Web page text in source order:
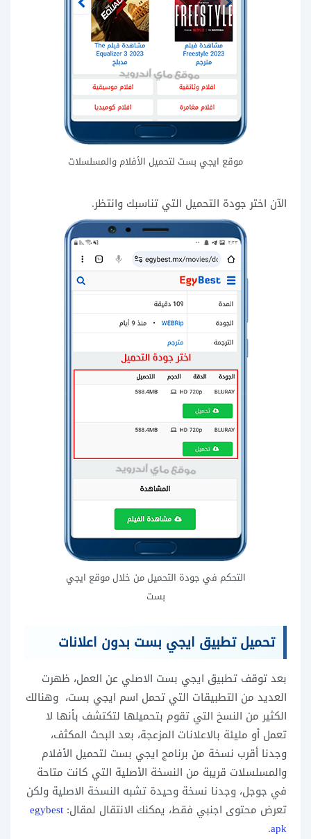
موقع ايجي بست لتحميل الأفلام والمسلسلات
الآن اختر جودة التحميل التي تناسبك وانتظر.
التحكم في جودة التحميل من خلال موقع ايجي
بست
تحميل تطبيق ايجي بست بدون اعلانات
بعد توقف تطبيق ايجي بست الاصلي عن العمل، ظهرت
العديد من التطبيقات التي تحمل اسم ايجي بست، وهنالك
الكثير من النسخ التي تقوم بتحميلها لتكتشف بأنها لا
تعمل أو مليئة بالاعلانات المزعجة، بعد البحث المكثف،
وجدنا أقرب نسخة من برنامج ايجي بست لتحميل الأفلام
والمسلسلات قريبة من النسخة الأصلية التي كانت متاحة
في جوجل، وجدنا نسخة وحيدة تشبه النسخة الاصلية ولكن
تعرض محتوى اجنبي فقط، يمكنك الانتقال لمقال: egybest
apk
.